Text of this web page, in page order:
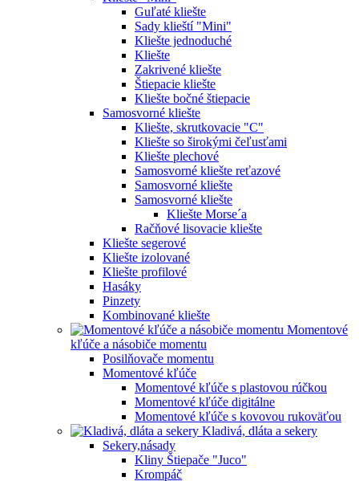
Guľaté kliešte
Sady klieští "Mini"
Kliešte jednoduché
Kliešte
Zakrivené kliešte
Štiepacie kliešte
Kliešte bočné štiepacie
Samosvorné kliešte
Kliešte, skrutkovacie "C"
Kliešte so širokými čeľusťami
Kliešte plechové
Samosvorné kliešte reťazové
Samosvorné kliešte
Samosvorné kliešte
Kliešte Morse´a
Račňové lisovacie kliešte
Kliešte segerové
Kliešte izolované
Kliešte profilové
Hasáky
Pinzety
Kombinované kliešte
Momentové
kľúče a násobiče momentu
Posilňovače momentu
Momentové kľúče
Momentové kľúče s plastovou rúčkou
Momentové kľúče digitálne
Momentové kľúče s kovovou rukoväťou
Kladivá, dláta a sekery
Sekery,násady
Kliny Štiepače "Juco"
Krompáč